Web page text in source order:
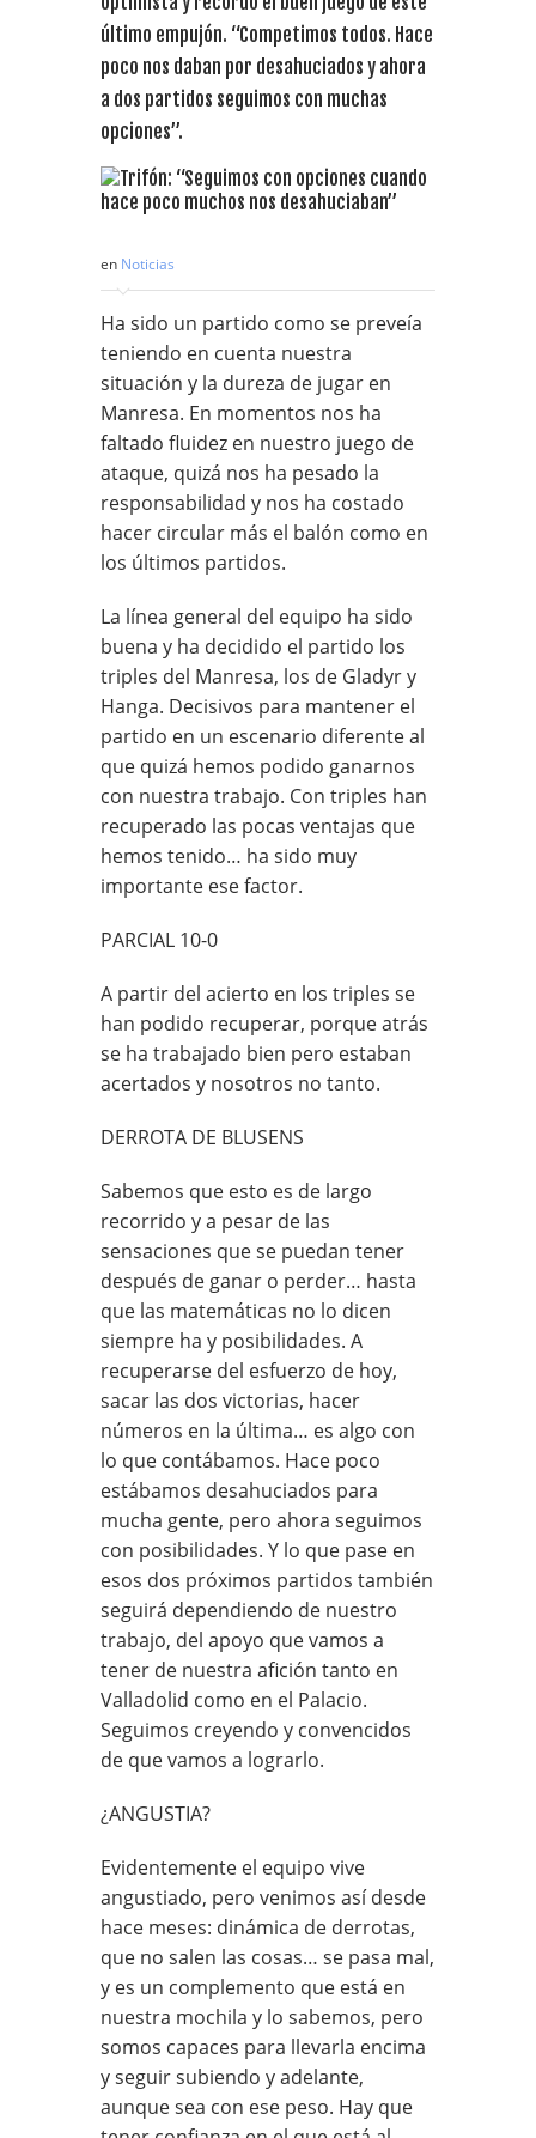
último empujón. “Competimos todos. Hace
poco nos daban por desahuciados y ahora
a dos partidos seguimos con muchas
opciones”.
en Noticias
Ha sido un partido como se preveía
teniendo en cuenta nuestra
situación y la dureza de jugar en
Manresa. En momentos nos ha
faltado fluidez en nuestro juego de
ataque, quizá nos ha pesado la
responsabilidad y nos ha costado
hacer circular más el balón como en
los últimos partidos.
La línea general del equipo ha sido
buena y ha decidido el partido los
triples del Manresa, los de Gladyr y
Hanga. Decisivos para mantener el
partido en un escenario diferente al
que quizá hemos podido ganarnos
con nuestra trabajo. Con triples han
recuperado las pocas ventajas que
hemos tenido… ha sido muy
importante ese factor.
PARCIAL 10-0
A partir del acierto en los triples se
han podido recuperar, porque atrás
se ha trabajado bien pero estaban
acertados y nosotros no tanto.
DERROTA DE BLUSENS
Sabemos que esto es de largo
recorrido y a pesar de las
sensaciones que se puedan tener
después de ganar o perder… hasta
que las matemáticas no lo dicen
siempre ha y posibilidades. A
recuperarse del esfuerzo de hoy,
sacar las dos victorias, hacer
números en la última… es algo con
lo que contábamos. Hace poco
estábamos desahuciados para
mucha gente, pero ahora seguimos
con posibilidades. Y lo que pase en
esos dos próximos partidos también
seguirá dependiendo de nuestro
trabajo, del apoyo que vamos a
tener de nuestra afición tanto en
Valladolid como en el Palacio.
Seguimos creyendo y convencidos
de que vamos a lograrlo.
¿ANGUSTIA?
Evidentemente el equipo vive
angustiado, pero venimos así desde
hace meses: dinámica de derrotas,
que no salen las cosas… se pasa mal,
y es un complemento que está en
nuestra mochila y lo sabemos, pero
somos capaces para llevarla encima
y seguir subiendo y adelante,
aunque sea con ese peso. Hay que